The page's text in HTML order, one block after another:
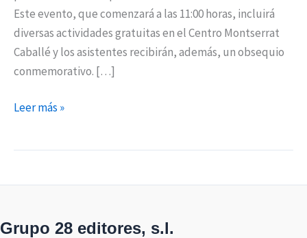
Este evento, que comenzará a las 11:00 horas, incluirá
diversas actividades gratuitas en el Centro Montserrat
Caballé y los asistentes recibirán, además, un obsequio
conmemorativo. […]
Leer más »
Grupo 28 editores, s.l.